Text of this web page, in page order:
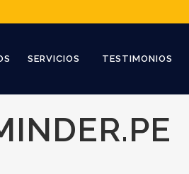
SERVICIOS TESTIMONIOS